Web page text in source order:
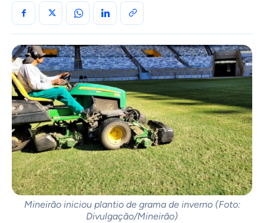
Mineirão iniciou plantio de grama de inverno (Foto:
Divulgação/Mineirão)